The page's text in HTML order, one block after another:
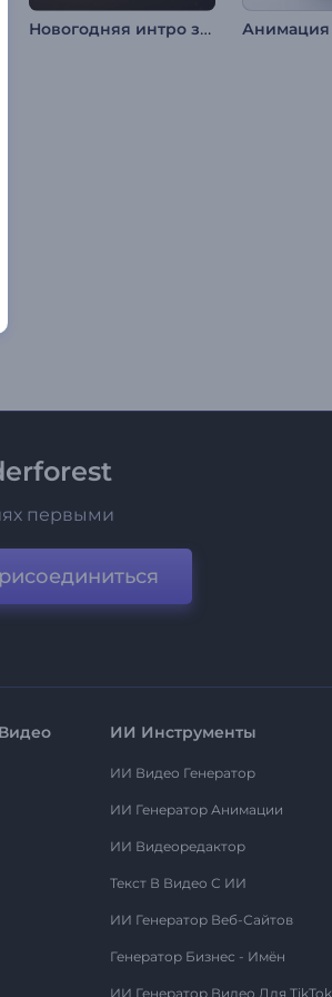
Новогодняя интро заставка Мерцание огней
первыми
ИИ Инструменты
ИИ Видео Генератор
ИИ Генератор Анимации
ИИ Видеоредактор
Текст В Видео С ИИ
ИИ Генератор Веб-Сайтов
Генератор Бизнес - Имён
ИИ Генератор Видео Для TikTok